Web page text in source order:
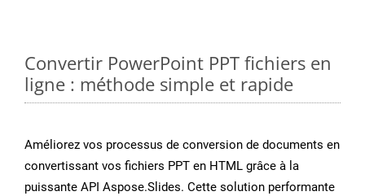
Convertir PowerPoint PPT fichiers en
ligne : méthode simple et rapide
Améliorez vos processus de conversion de documents en
convertissant vos fichiers PPT en HTML grâce à la
puissante API Aspose.Slides. Cette solution performante